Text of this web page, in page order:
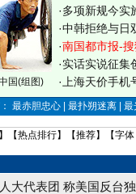
国(组图)
·多项新规今实
·中韩拒绝与日
·南国都市报-
·实话实说征集
· 上海天价手
： 最赤胆忠心 | 最扑朔迷离 |
】【热点排行】【推荐】【字体
大代表团 称美国反台